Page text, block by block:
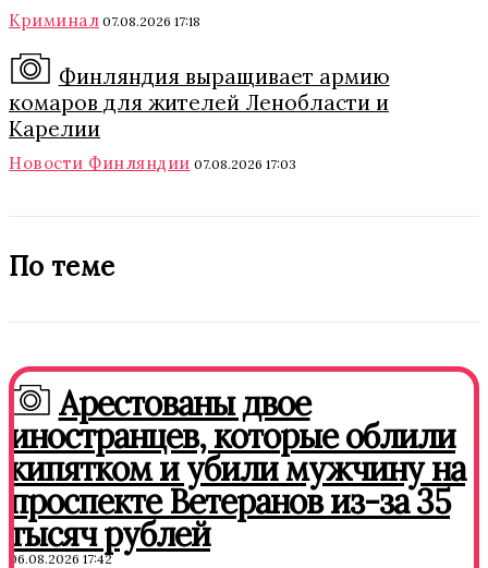
Криминал 07.08.2026 17:18
Финляндия выращивает армию
комаров для жителей Ленобласти и
Карелии
Новости Финляндии 07.08.2026 17:03
По теме
Арестованы двое
иностранцев, которые облили
кипятком и убили мужчину на
проспекте Ветеранов из-за 35
тысяч рублей
06.08.2026 17:42